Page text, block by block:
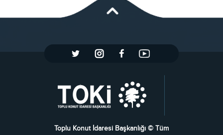
Toplu Konut İdaresi Başkanlığı © Tüm